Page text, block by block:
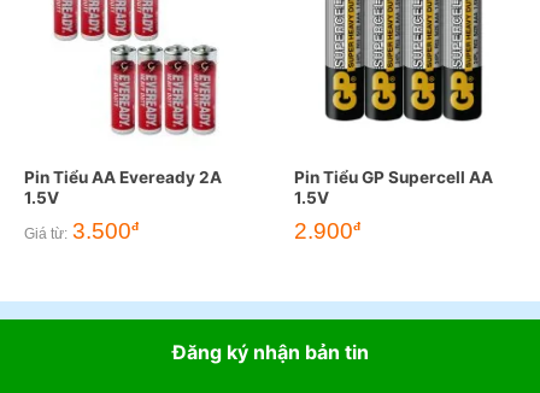
Pin Tiểu AA Eveready 2A
1.5V
Giá từ: 3.500đ
Pin Tiểu GP Supercell AA
1.5V
2.900đ
Đăng ký nhận bản tin